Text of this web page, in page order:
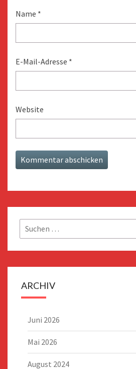
Name *
E-Mail-Adresse *
Website
Suchen
nach:
ARCHIV
Juni 2026
Mai 2026
August 2024